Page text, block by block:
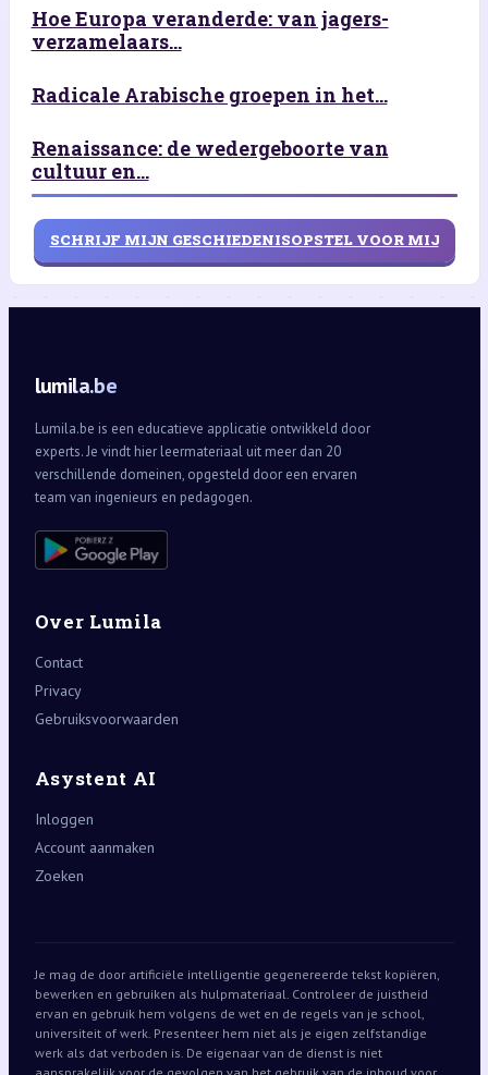
Hoe Europa veranderde: van jagers-
verzamelaars...
Radicale Arabische groepen in het...
Renaissance: de wedergeboorte van
cultuur en...
SCHRIJF MIJN GESCHIEDENISOPSTEL VOOR MIJ
lumila.be
Lumila.be is een educatieve applicatie ontwikkeld door
experts. Je vindt hier leermateriaal uit meer dan 20
verschillende domeinen, opgesteld door een ervaren
team van ingenieurs en pedagogen.
Over Lumila
Contact
Privacy
Gebruiksvoorwaarden
Asystent AI
Inloggen
Account aanmaken
Zoeken
Je mag de door artificiële intelligentie gegenereerde tekst kopiëren,
bewerken en gebruiken als hulpmateriaal. Controleer de juistheid
ervan en gebruik hem volgens de wet en de regels van je school,
universiteit of werk. Presenteer hem niet als je eigen zelfstandige
werk als dat verboden is. De eigenaar van de dienst is niet